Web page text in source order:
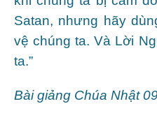
Satan, nhưng hãy
vệ chúng ta. Và Lời
ta.”
Bài giảng Chúa Nhật